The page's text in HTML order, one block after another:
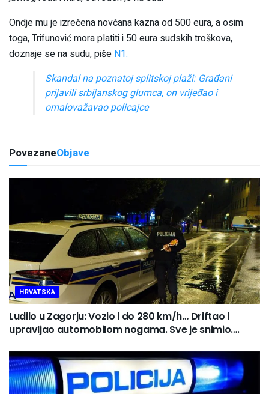
Ondje mu je izrečena novčana kazna od 500 eura, a osim
toga, Trifunović mora platiti i 50 eura sudskih troškova,
doznaje se na sudu, piše N1.
Skandal na poznatoj splitskoj plaži: Građani
prijavili srbijanskog glumca, on vrijeđao i
omalovažavao policajce
PovezaneObjave
HRVATSKA
Ludilo u Zagorju: Vozio i do 280 km/h… Driftao i
upravljao automobilom nogama. Sve je snimio….